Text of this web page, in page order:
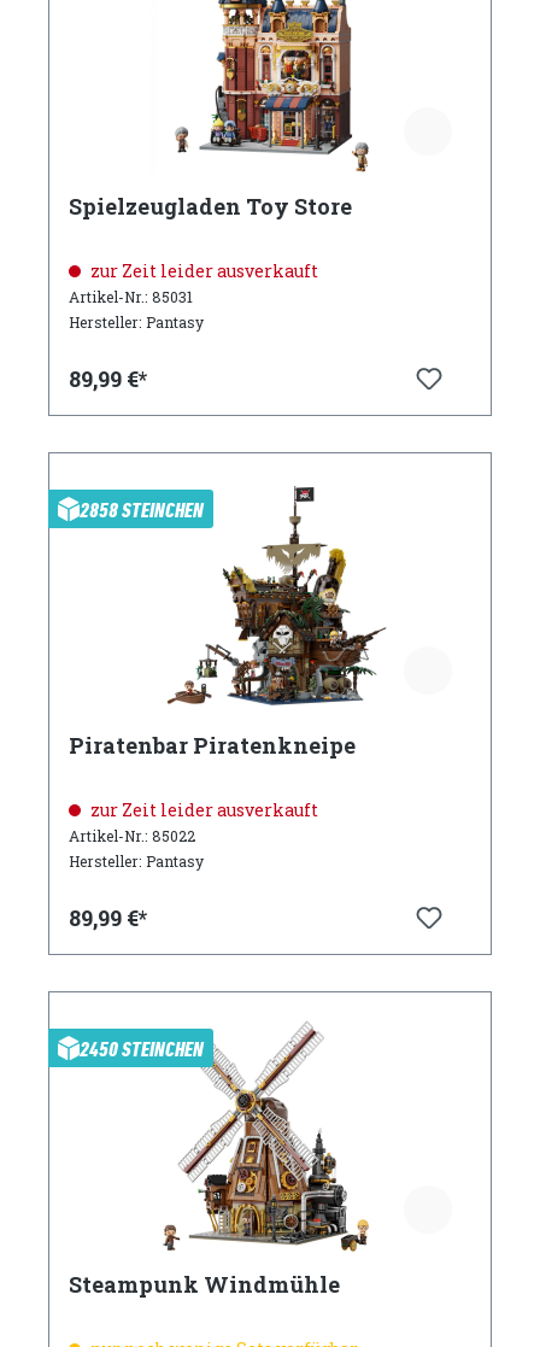
Spielzeugladen Toy Store
zur Zeit leider ausverkauft
Artikel-Nr.: 85031
Hersteller: Pantasy
89,99 €*
2858 STEINCHEN
Piratenbar Piratenkneipe
zur Zeit leider ausverkauft
Artikel-Nr.: 85022
Hersteller: Pantasy
89,99 €*
2450 STEINCHEN
Steampunk Windmühle